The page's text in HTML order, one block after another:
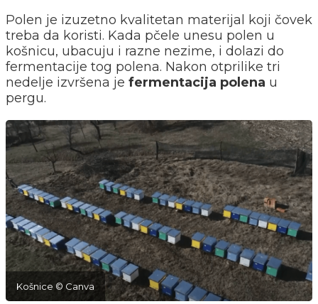
Polen je izuzetno kvalitetan materijal koji čovek
treba da koristi. Kada pčele unesu polen u
košnicu, ubacuju i razne nezime, i dolazi do
fermentacije tog polena. Nakon otprilike tri
nedelje izvršena je fermentacija polena u
pergu.
Košnice © Canva